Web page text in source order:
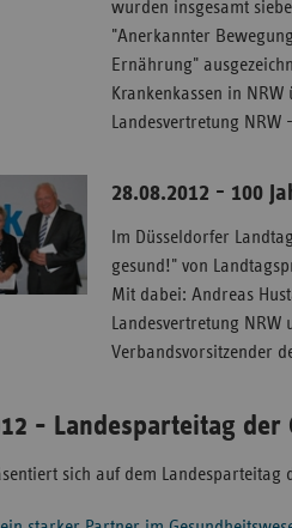
wurden insgesamt
"Anerkannter
Ernährung"
Krankenkassen in
Landesvertretung
28.08.2012 - 100
Im Düsseldorfer
gesund!" von
Mit dabei: Andreas
Landesvertretung
Verbandsvorsitzender
- Landesparteitag der
sich auf dem Landesparteitag